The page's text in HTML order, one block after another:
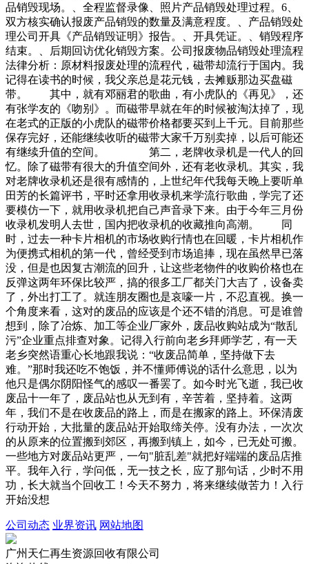
品销毁现场。、全程监督录像、照片产品销毁处理过程。6、
双方核实确认报废产品销毁的数量及满意程度。、产品销毁处
理公司开具《产品销毁证明》报告。、开具凭证。、销毁程序
结束。、后期回访优化销毁方案。公司报废物品销毁处理流程
法律分析：原材料报废处理的流程代，磁带却流行于国内。我
记得在读书的时候，我父亲总是花元钱，去摊贩那边买盘磁
带。 其中，就有邓丽君的歌曲，有小虎队的《再见》，还
有张学友的《吻别》。而磁带早就在年的时候被淘汰掉了，现
在老式的正版的小虎队的磁带价格都要买到上千元。目前那些
保存完好，还能继续收听的磁带大家千万别卖掉，以后可能还
有继续升值的空间。 第二，老牌收录机是一代人的回
忆。除了磁带有很大的升值空间外，还有老收录机。其实，我
对老牌收录机还是很有感情的，上世纪年代我每天晚上要听单
田芳的长篇评书，平时还拿用收录机来学流行歌曲，学完了还
要模仿一下，就用收录机把自己声音录下来。由于今年三月份
收录机发明人去世，国内把收录机的收藏推向高潮。 同
时，过去一种卡片相机的市场收购行情也在回暖，卡片相机作
为便携式相机的第一代，曾经受到市场追捧，现在虽然早已落
没，但是也因复古潮流的回升，让这些老物件的收购价格也在
反弹这两年环保比较严，搞的很多工厂都关门大吉了，设备卖
了，外出打工了。就连朋友圈也是哀嚎一片，不忍直视。换一
个角度来看，这对的废品的应该是个还不错的消息。可是谁曾
想到，除了冶炼、加工等企业厂家外，废品收购站成为“散乱
污”企业重点排查对象。记得入行前向老乡拜师学艺，有一天
老乡突然语重心长地跟我说：“收废品简单，坚持做下去
难。”那时我还吃不饱饭，并不懂师傅说的话什么意思，以为
他只是偶尔阴阳怪气的感叹一番罢了。如今时光飞逝，我已收
废品十一年了，废品站也从无到有，辛苦着，坚持着。这两
年，我们不是在收废品的路上，而是在搬家的路上。环保清废
行动开始，大批量的废品站开始取缔关停。没有办法，一次次
的从原来的位置搬到郊区，再搬到镇上，如今，已无处可搬。
一些地方对废品站更严，一句"脏乱差"就把好端端的废品店推
平。我年入行，学问低，无一技之长，应了那句话，少时不用
功，长大就当个回收工！今天不努力，将来继续做苦力！入行
开始没想
公司动态 业界资讯 网站地图
广州天仁再生资源回收有限公司